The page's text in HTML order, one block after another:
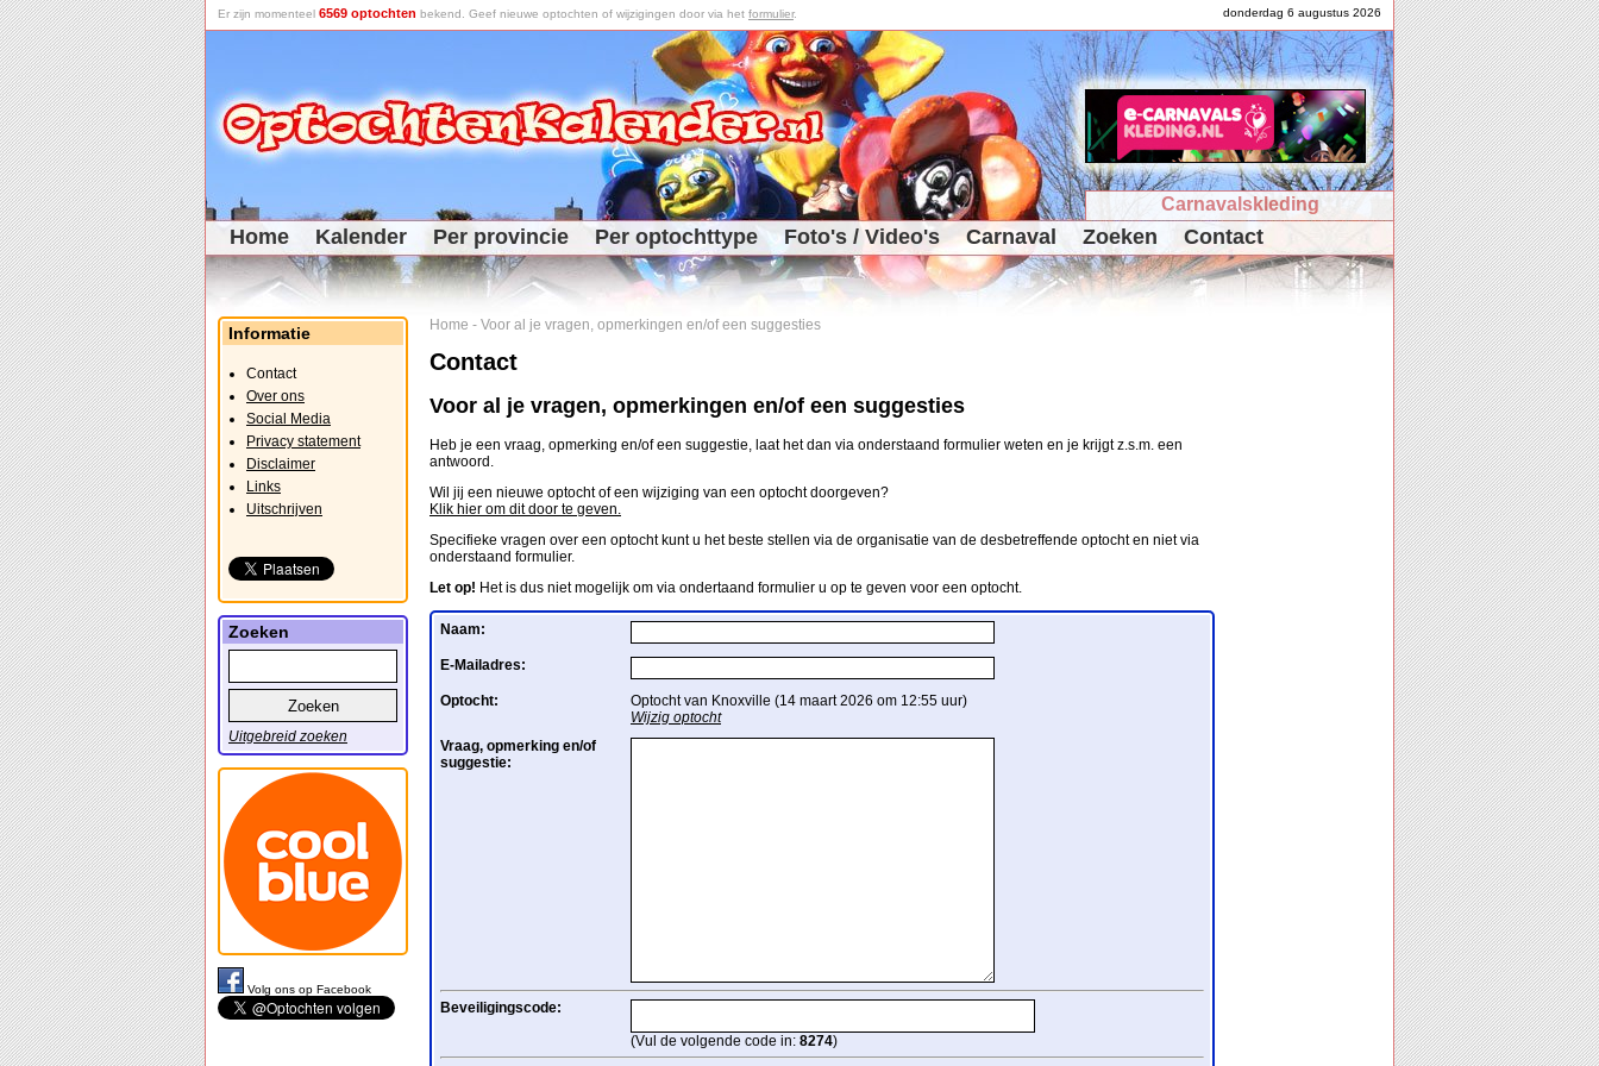
donderdag 6 augustus 2026
Er zijn momenteel 6569 optochten bekend. Geef nieuwe optochten of wijzigingen door via het formulier.
Carnavalskleding
Home Kalender Per provincie Per optochttype Foto's / Video's Carnaval Zoeken Contact
Home - Voor al je vragen, opmerkingen en/of een suggesties
Contact
Voor al je vragen, opmerkingen en/of een suggesties
Heb je een vraag, opmerking en/of een suggestie, laat het dan via onderstaand formulier weten en je krijgt z.s.m. een
antwoord.
Wil jij een nieuwe optocht of een wijziging van een optocht doorgeven?
Klik hier om dit door te geven.
Specifieke vragen over een optocht kunt u het beste stellen via de organisatie van de desbetreffende optocht en niet via
onderstaand formulier.
Let op! Het is dus niet mogelijk om via ondertaand formulier u op te geven voor een optocht.
Naam:
E-Mailadres:
Optocht:
Optocht van Knoxville (14 maart 2026 om 12:55 uur)
Wijzig optocht
Vraag, opmerking en/of
suggestie:
Beveiligingscode:
(Vul de volgende code in: 8274)
Informatie
Contact
Over ons
Social Media
Privacy statement
Disclaimer
Links
Uitschrijven
Zoeken
Uitgebreid zoeken
Volg ons op Facebook